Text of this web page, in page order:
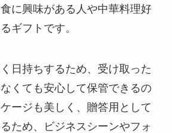
に興味がある人や中華料理好
ギフトです。
日持ちするため、受け取った
くても安心して保管できるの
ージも美しく、贈答用として
ため、ビジネスシーンやフォ